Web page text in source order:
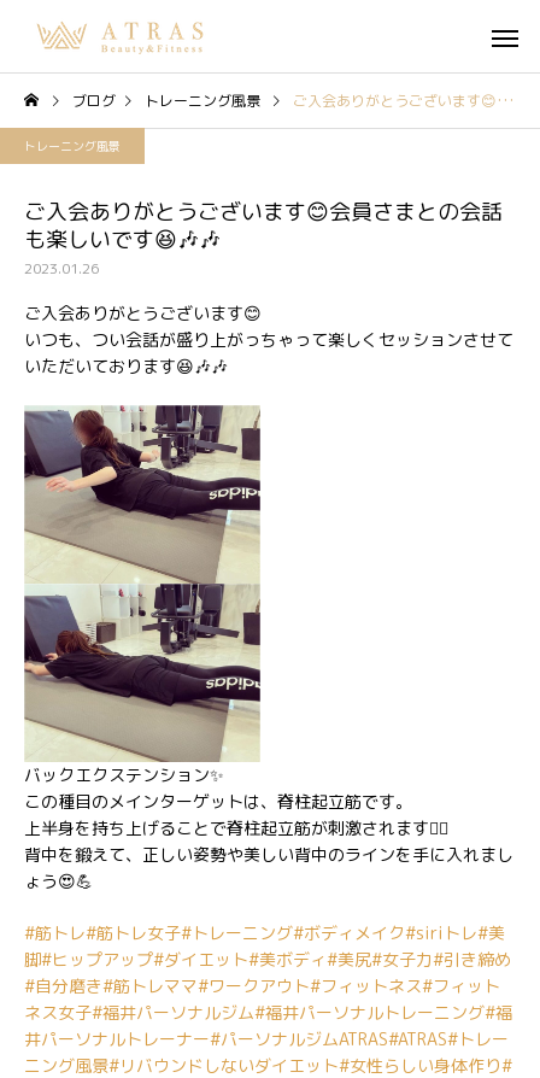
ブログ トレーニング風景 ご入会ありがとうございます😊会員さまとの会話も楽しいです😆🎶🎶
トレーニング風景
ご入会ありがとうございます😊会員さまとの会話
も楽しいです😆🎶🎶
2023.01.26
ご入会ありがとうございます😊
いつも、つい会話が盛り上がっちゃって楽しくセッションさせて
いただいております😆🎶🎶
バックエクステンション✨
この種目のメインターゲットは、脊柱起立筋です。
上半身を持ち上げることで脊柱起立筋が刺激されます❤️‍🔥
背中を鍛えて、正しい姿勢や美しい背中のラインを手に入れまし
ょう😍💪
#筋トレ#筋トレ女子#トレーニング#ボディメイク#siriトレ#美
脚#ヒップアップ#ダイエット#美ボディ#美尻#女子力#引き締め
#自分磨き#筋トレママ#ワークアウト#フィットネス#フィット
ネス女子#福井パーソナルジム#福井パーソナルトレーニング#福
井パーソナルトレーナー#パーソナルジムATRAS#ATRAS#トレー
ニング風景#リバウンドしないダイエット#女性らしい身体作り#